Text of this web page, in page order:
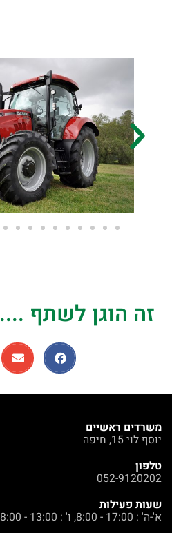
זה הוגן לשתף ....
משרדים ראשיים
יוסף לוי 15, חיפה
טלפון
052-9120202
שעות פעילות
א'-ה' : 17:00 - 8:00, ו' : 13:00 - 08:00